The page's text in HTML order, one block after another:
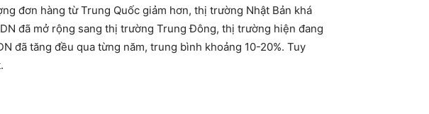
đơn hàng từ Trung Quốc giảm hơn, thị trường Nhật Bản khá
đã mở rộng sang thị trường Trung Đông, thị trường hiện đang
đã tăng đều qua từng năm, trung bình khoảng 10-20%. Tuy